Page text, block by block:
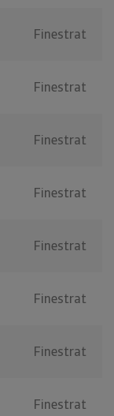
Finestrat
Finestrat
Finestrat
Finestrat
Finestrat
Finestrat
Finestrat
Finestrat